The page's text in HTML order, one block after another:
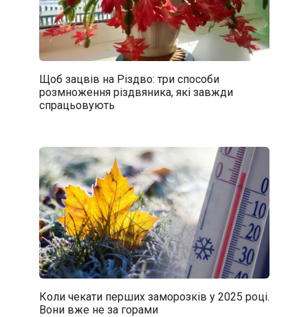
Щоб зацвів на Різдво: три способи
розмноження різдвяника, які завжди
спрацьовують
Коли чекати перших заморозків у 2025 році.
Вони вже не за горами